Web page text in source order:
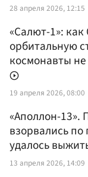
28 апреля 2026, 12:15
«Салют-1»:
орбитальную
космонавты не
19 апреля 2026, 08:00
«Аполлон-13».
взорвались
удалось
13 апреля 2026, 14:09